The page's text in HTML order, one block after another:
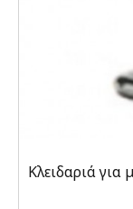
Κλειδαριά